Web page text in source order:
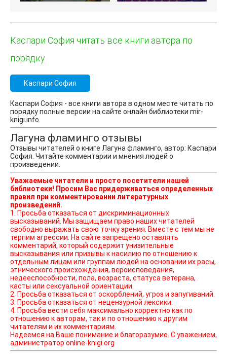
Каспари София читать все книги автора по
порядку
Каспари София
Каспари София - все книги автора в одном месте читать по
порядку полные версии на сайте онлайн библиотеки mir-
knigi.info.
Лагуна фламинго отзывы
Отзывы читателей о книге Лагуна фламинго, автор: Каспари
София. Читайте комментарии и мнения людей о
произведении.
Уважаемые читатели и просто посетители нашей
библиотеки! Просим Вас придерживаться определенных
правил при комментировании литературных
произведений.
1. Просьба отказаться от дискриминационных
высказываний. Мы защищаем право наших читателей
свободно выражать свою точку зрения. Вместе с тем мы не
терпим агрессии. На сайте запрещено оставлять
комментарий, который содержит унизительные
высказывания или призывы к насилию по отношению к
отдельным лицам или группам людей на основании их расы,
этнического происхождения, вероисповедания,
недееспособности, пола, возраста, статуса ветерана,
касты или сексуальной ориентации.
2. Просьба отказаться от оскорблений, угроз и запугиваний.
3. Просьба отказаться от нецензурной лексики.
4. Просьба вести себя максимально корректно как по
отношению к авторам, так и по отношению к другим
читателям и их комментариям.
Надеемся на Ваше понимание и благоразумие. С уважением,
администратор online-knigi.org